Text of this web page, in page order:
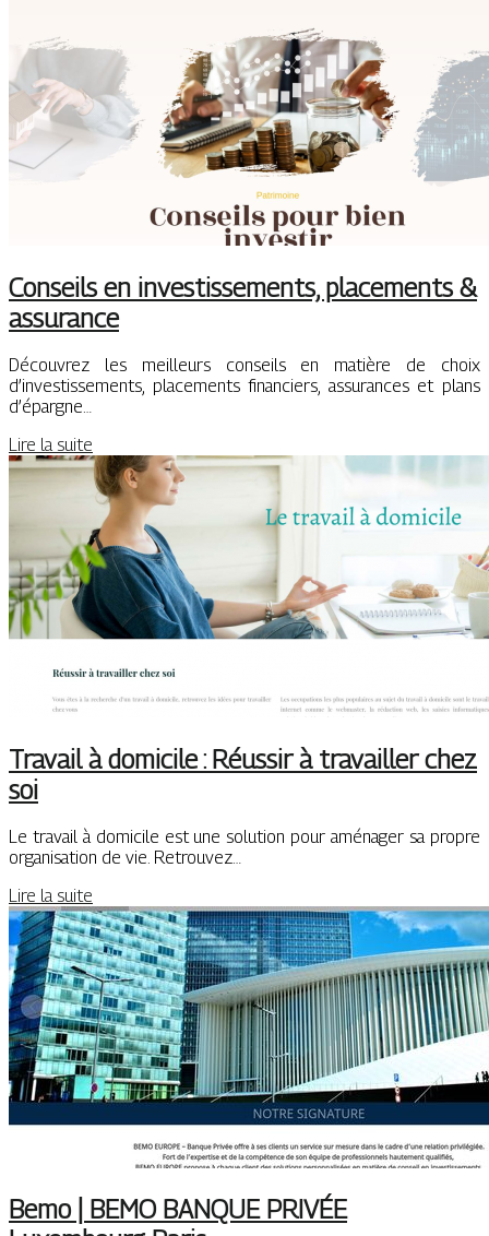
Conseils en investissements, placements &
assurance
Découvrez les meilleurs conseils en matière de choix
d’investissements, placements financiers, assurances et plans
d’épargne…
Lire la suite
Travail à domicile : Réussir à travailler chez
soi
Le travail à domicile est une solution pour aménager sa propre
organisation de vie. Retrouvez…
Lire la suite
Bemo | BEMO BANQUE PRIVÉE